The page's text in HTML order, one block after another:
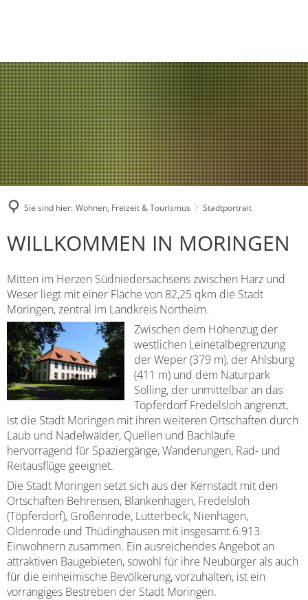
Rathaus
Verwaltung
Ansprechpartner
Meldung nach dem
Standesamt
Freie Stellen
Ratsinformationssystem
Ortsrecht
Ausschreibungen
Feuerwehren
Schiedsamt Moringen
Wahlen Kommunalwahlen
Informationen über die Bestattungsarten
Wohnen, Freizeit & Tourismus
Stadtportrait
Ortschaften
Vereinsleben
Übernachten
Essen & Trinken
Sehenswürdigkeiten
Disc Golf Parcours im Moringer Stadtpark
Boulebahnen am Moringer Rathausplatz
Flaakebad
Soziales & Gesundheit
Kirchen
Veranstaltungen
Mitfahrerbänke
Wirtschaft, Bauen & Umwelt
Sanierungsgebiet "Klimaquartier Moringen Kernstadt"
Wärmenetz für die Stadt Moringen
Baulückenkataster
Baugebiete
Bauleitpläne im Beteiligungsverfahren
Ver- und Entsorgung
Immobilien/Vermietung
Kriterienkatalog
Jugendarbeit
Kinderbetreuung
Schulen
Sie sind hier: Wohnen, Freizeit & Tourismus Stadtportrait
STADTPORTRAIT
WILLKOMMEN IN MORINGEN
Mitten im Herzen Südniedersachsens zwischen Harz und
Weser liegt mit einer Fläche von 82,25 qkm die Stadt
Moringen, zentral im Landkreis Northeim.
Zwischen dem Höhenzug der
westlichen Leinetalbegrenzung
der Weper (379 m), der Ahlsburg
(411 m) und dem Naturpark
Solling, der unmittelbar an das
Töpferdorf Fredelsloh angrenzt,
ist die Stadt Moringen mit ihren weiteren Ortschaften durch
Laub und Nadelwälder, Quellen und Bachläufe
hervorragend für Spaziergänge, Wanderungen, Rad- und
Reitausflüge geeignet.
Die Stadt Moringen setzt sich aus der Kernstadt mit den
Ortschaften Behrensen, Blankenhagen, Fredelsloh
(Töpferdorf), Großenrode, Lutterbeck, Nienhagen,
Oldenrode und Thüdinghausen mit insgesamt 6.913
Einwohnern zusammen. Ein ausreichendes Angebot an
attraktiven Baugebieten, sowohl für ihre Neubürger als auch
für die einheimische Bevölkerung, vorzuhalten, ist ein
vorrangiges Bestreben der Stadt Moringen.